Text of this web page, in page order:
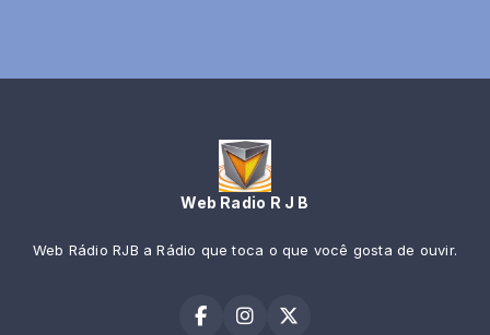
Web Radio R J B
Web Rádio RJB a Rádio que toca o que você gosta de ouvir.